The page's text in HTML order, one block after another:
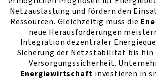
Netzauslastung und fördern den
Ressourcen. Gleichzeitig muss die
neue Herausforderungen
Integration dezentraler
Sicherung der Netzstabilität bis hin
Versorgungssicherheit.
Energiewirtschaft investieren in